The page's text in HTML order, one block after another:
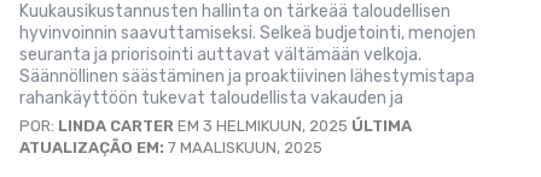
Kuukausikustannusten hallinta on tärkeää taloudellisen
hyvinvoinnin saavuttamiseksi. Selkeä budjetointi, menojen
seuranta ja priorisointi auttavat vältämään velkoja.
Säännöllinen säästäminen ja proaktiivinen lähestymistapa
rahankäyttöön tukevat taloudellista vakauden ja
POR: LINDA CARTER EM 3 HELMIKUUN, 2025 ÚLTIMA
ATUALIZAÇÃO EM: 7 MAALISKUUN, 2025